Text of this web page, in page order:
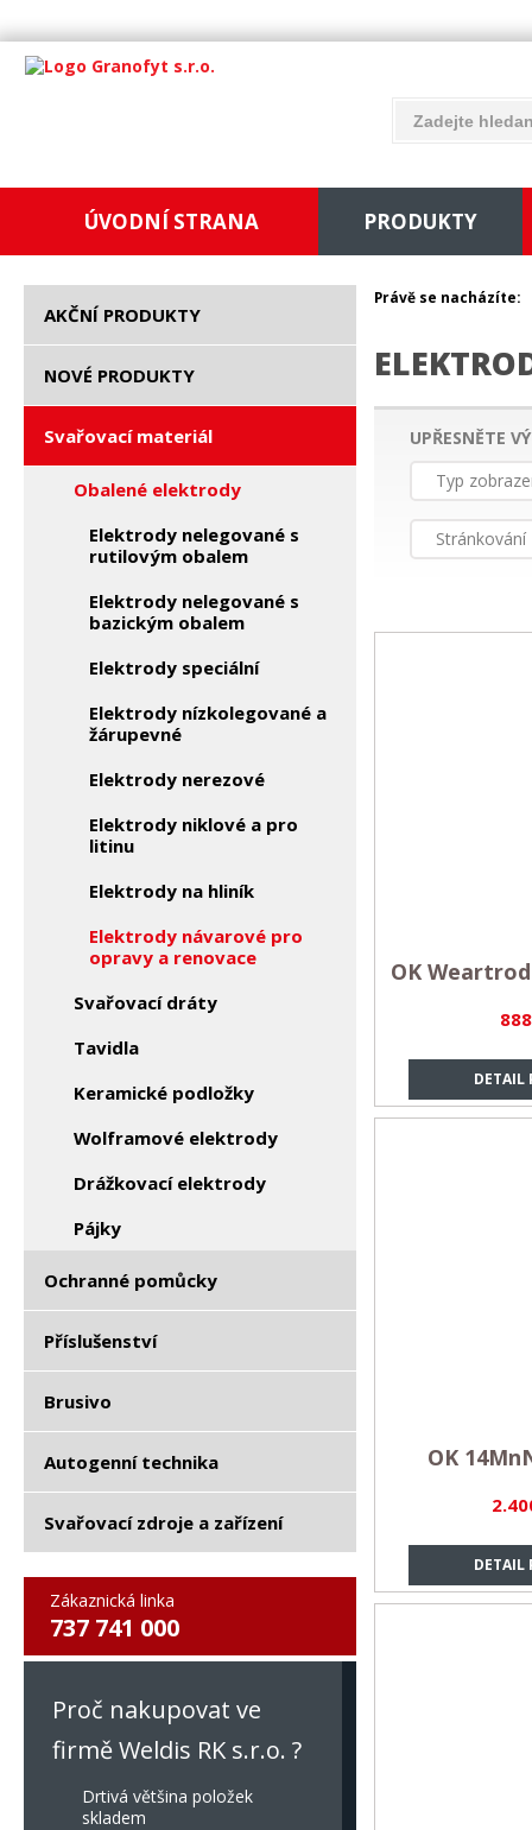
ÚVODNÍ STRANA PRODUKTY
AKČNÍ PRODUKTY
NOVÉ PRODUKTY
Svařovací materiál
Obalené elektrody
Elektrody nelegované s
rutilovým obalem
Elektrody nelegované s
bazickým obalem
Elektrody speciální
Elektrody nízkolegované a
žárupevné
Elektrody nerezové
Elektrody niklové a pro
litinu
Elektrody na hliník
Elektrody návarové pro
opravy a renovace
Svařovací dráty
Tavidla
Keramické podložky
Wolframové elektrody
Drážkovací elektrody
Pájky
Ochranné pomůcky
Příslušenství
Brusivo
Autogenní technika
Svařovací zdroje a zařízení
Zákaznická linka
737 741 000
Proč nakupovat ve
firmě Weldis RK s.r.o. ?
Drtivá většina položek
skladem
Právě se nacházíte:
UPŘESNĚTE
Typ
Stránkování
DETAIL
OK
DETAIL
OK